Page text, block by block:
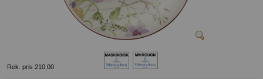
Rek. pris 210,00